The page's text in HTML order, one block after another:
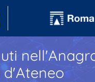
d'Ateneo